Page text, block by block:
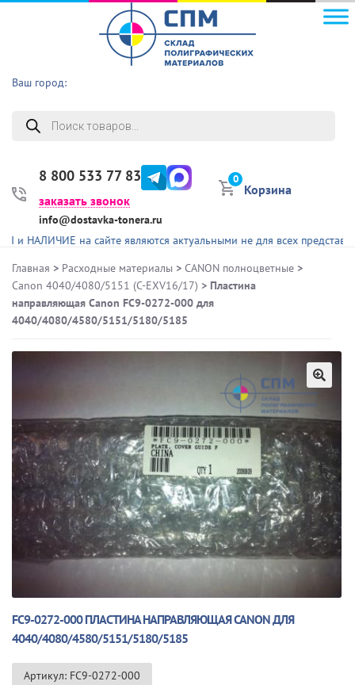
Ваш город:
Поиск
товаров
8 800 533 77 83
заказать звонок
info@dostavka-tonera.ru
0
Корзина
на сайте являются актуальными не для всех представленных
Главная > Расходные материалы > CANON полноцветные >
Canon 4040/4080/5151 (C-EXV16/17) > Пластина
направляющая Canon FC9-0272-000 для
4040/4080/4580/5151/5180/5185
🔍
FC9-0272-000 ПЛАСТИНА НАПРАВЛЯЮЩАЯ CANON ДЛЯ
4040/4080/4580/5151/5180/5185
Артикул: FC9-0272-000